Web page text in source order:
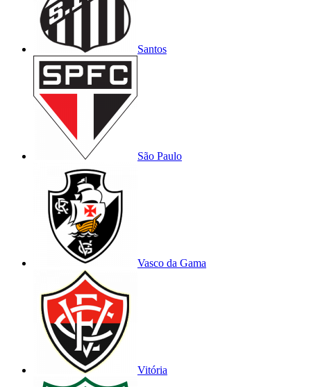
Santos
São Paulo
Vasco da Gama
Vitória